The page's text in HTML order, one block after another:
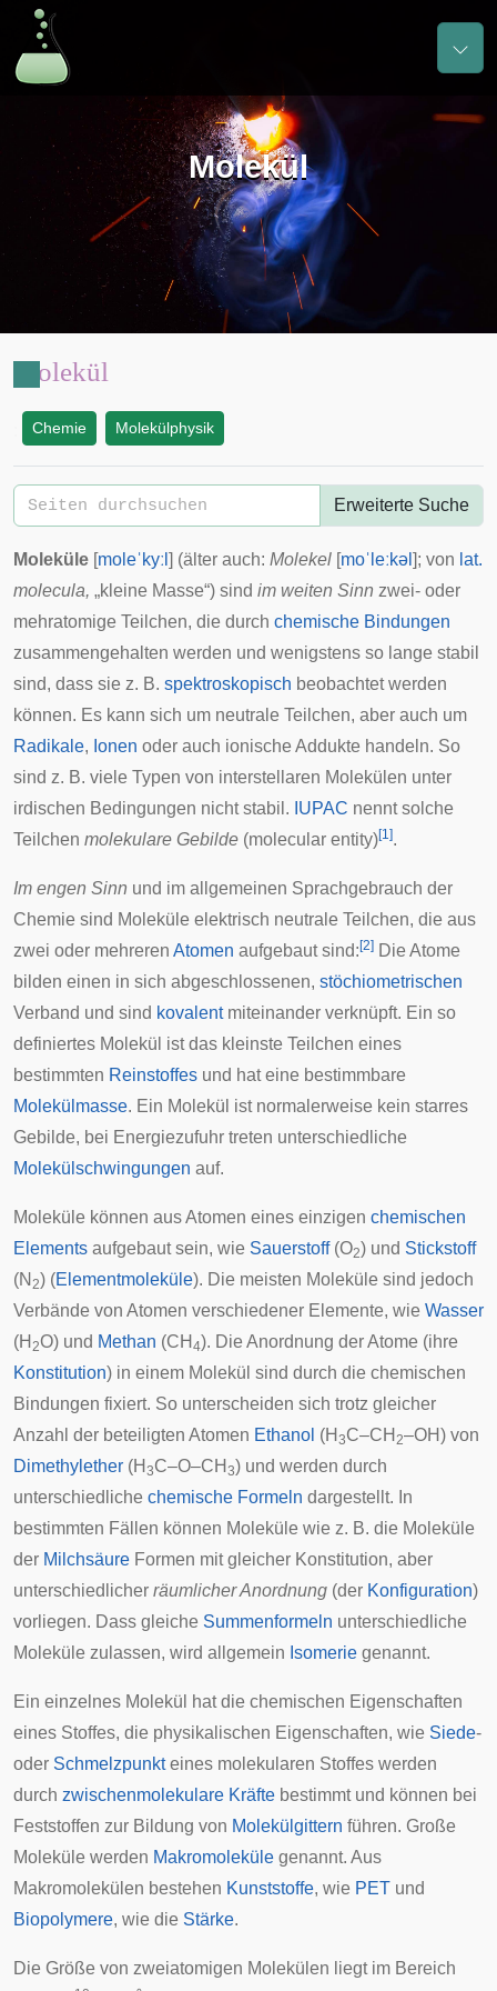
Molekül
Molekül
Chemie Molekülphysik
Erweiterte Suche
Moleküle [moleˈkyːl ] (älter auch: Molekel [moˈleːkəl ]; von lat.
molecula, „kleine Masse“) sind im weiten Sinn zwei- oder
mehratomige Teilchen, die durch chemische Bindungen
zusammengehalten werden und wenigstens so lange stabil
sind, dass sie z. B. spektroskopisch beobachtet werden
können. Es kann sich um neutrale Teilchen, aber auch um
Radikale, Ionen oder auch ionische Addukte handeln. So
sind z. B. viele Typen von interstellaren Molekülen unter
irdischen Bedingungen nicht stabil. IUPAC nennt solche
Teilchen molekulare Gebilde (molecular entity)[1].
Im engen Sinn und im allgemeinen Sprachgebrauch der
Chemie sind Moleküle elektrisch neutrale Teilchen, die aus
zwei oder mehreren Atomen aufgebaut sind: [2] Die Atome
bilden einen in sich abgeschlossenen, stöchiometrischen
Verband und sind kovalentmiteinander verknüpft. Ein so
definiertes Molekül ist das kleinste Teilchen eines
bestimmten Reinstoffes und hat eine bestimmbare
Molekülmasse. Ein Molekül ist normalerweise kein starres
Gebilde, bei Energiezufuhr treten unterschiedliche
Molekülschwingungen auf.
Moleküle können aus Atomen eines einzigen chemischen
Elements aufgebaut sein, wie Sauerstoff(O2) und Stickstoff
(N 2) (Elementmoleküle). Die meisten Moleküle sind jedoch
Verbände von Atomen verschiedener Elemente, wie Wasser
(H 2O) und Methan (CH 4). Die Anordnung der Atome (ihre
Konstitution) in einem Molekül sind durch die chemischen
Bindungen fixiert. So unterscheiden sich trotz gleicher
Anzahl der beteiligten Atomen Ethanol (H 3C–CH 2–OH) von
Dimethylether (H 3C–O–CH 3) und werden durch
unterschiedliche chemische Formeln dargestellt. In
bestimmten Fällen können Moleküle wie z. B. die Moleküle
der Milchsäure Formen mit gleicher Konstitution, aber
unterschiedlicher räumlicher Anordnung (der Konfiguration)
vorliegen. Dass gleiche Summenformeln unterschiedliche
Moleküle zulassen, wird allgemein Isomerie genannt.
Ein einzelnes Molekül hat die chemischen Eigenschaften
eines Stoffes, die physikalischen Eigenschaften, wie Siede-
oder Schmelzpunkteines molekularen Stoffes werden
durch zwischenmolekulare Kräfte bestimmt und können bei
Feststoffen zur Bildung von Molekülgittern führen. Große
Moleküle werden Makromoleküle genannt. Aus
Makromolekülen bestehen Kunststoffe, wie PET und
Biopolymere, wie die Stärke.
Die Größe von zweiatomigen Molekülen liegt im Bereich